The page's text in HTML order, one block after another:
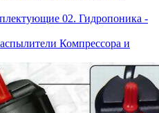
02. Гидропоника -
Компрессора и